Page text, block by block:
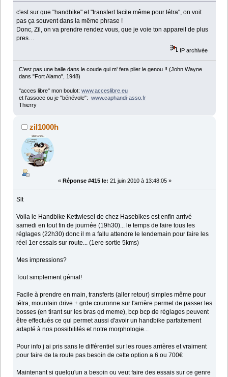
c'est sur que "handbike" et "transfert facile même pour tétra", on voit
pas ça souvent dans la même phrase !
Donc, Zil, on va prendre rendez vous, que je voie ton appareil de plus
pres…
IP archivée
C'est pas une balle dans le coude qui m' fera plier le genou !! (John Wayne
dans "Fort Alamo", 1948)
"acces libre" mon boulot: www.acceslibre.eu
et l'assoce ou je "bénévole": www.caphandi-asso.fr
Thierry
zil1000h
« Réponse #415 le: 21 juin 2010 à 13:48:05 »
Slt
Voila le Handbike Kettwiesel de chez Hasebikes est enfin arrivé
samedi en tout fin de journée (19h30)... le temps de faire tous les
réglages (22h30) donc il m a fallu attendre le lendemain pour faire les
réel 1er essais sur route... (1ere sortie 5kms)
Mes impressions?
Tout simplement génial!
Facile à prendre en main, transferts (aller retour) simples même pour
tétra, mountain drive + grde couronne sur l'arrière permet de passer les
bosses (en tirant sur les bras qd meme), bcp bcp de réglages peuvent
être effectués ce qui permet aussi d'avoir un handbike parfaitement
adapté à nos possibilités et notre morphologie...
Pour info j ai pris sans le différentiel sur les roues arrières et vraiment
pour faire de la route pas besoin de cette option a 6 ou 700€
Maintenant si quelqu'un a besoin ou veut faire des essais sur ce genre